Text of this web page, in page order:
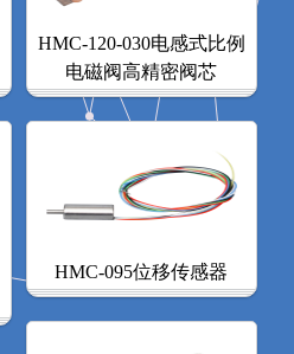
HMC-120-030电感式比例
电磁阀高精密阀芯
HMC-095位移传感器